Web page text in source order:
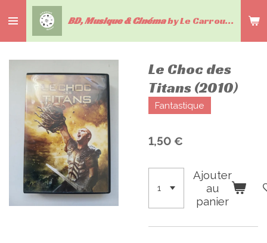
au
contenu
BD, Musique & Cinémaby Le Carrousel du livre
Le Choc des
Titans (2010)
Fantastique
1,50 €
Ajouter
au
panier